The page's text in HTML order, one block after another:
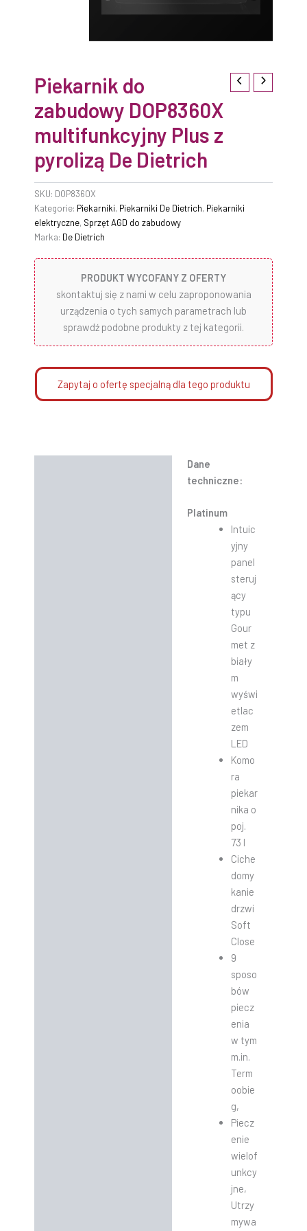
Piekarnik do
zabudowy DOP8360X
multifunkcyjny Plus z
pyrolizą De Dietrich
SKU: DOP8360X
Kategorie: Piekarniki, Piekarniki De Dietrich, Piekarniki
elektryczne, Sprzęt AGD do zabudowy
Marka: De Dietrich
PRODUKT WYCOFANY Z OFERTY
skontaktuj się z nami w celu zaproponowania
urządzenia o tych samych parametrach lub
sprawdź podobne produkty z tej kategorii.
Zapytaj o ofertę specjalną dla tego produktu
Dane
techniczne:
Platinum
Intuic
yjny
panel
steruj
ący
typu
Gour
met z
biały
m
wyświ
etlac
zem
LED
Komo
ra
piekar
nika o
poj.
73 l
Ciche
domy
kanie
drzwi
Soft
Close
9
sposo
bów
piecz
enia
w tym
m.in.
Term
oobie
g,
Piecz
enie
wielof
unkcy
jne,
Utrzy
mywa